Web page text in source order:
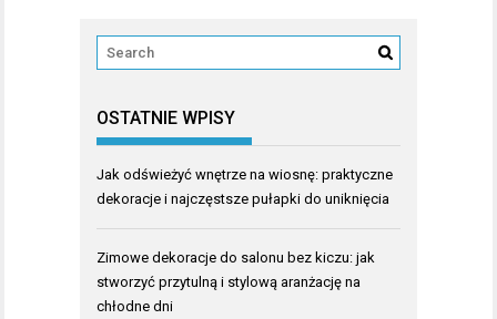
OSTATNIE WPISY
Jak odświeżyć wnętrze na wiosnę: praktyczne
dekoracje i najczęstsze pułapki do uniknięcia
Zimowe dekoracje do salonu bez kiczu: jak
stworzyć przytulną i stylową aranżację na
chłodne dni